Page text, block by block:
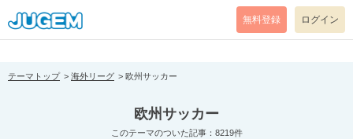
[pear_error: message="Success" code=0 mode=return level=notice
prefix="" info=""]
無料登録 ログイン
テーマトップ 海外リーグ 欧州サッカー
欧州サッカー
このテーマのついた記事：8219件